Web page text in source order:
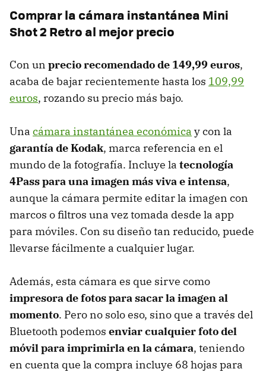
Comprar la cámara instantánea Mini
Shot 2 Retro al mejor precio
Con un precio recomendado de 149,99 euros,
acaba de bajar recientemente hasta los 109,99
euros, rozando su precio más bajo.
Una cámara instantánea económica y con la
garantía de Kodak, marca referencia en el
mundo de la fotografía. Incluye la tecnología
4Pass para una imagen más viva e intensa,
aunque la cámara permite editar la imagen con
marcos o filtros una vez tomada desde la app
para móviles. Con su diseño tan reducido, puede
llevarse fácilmente a cualquier lugar.
Además, esta cámara es que sirve como
impresora de fotos para sacar la imagen al
momento. Pero no solo eso, sino que a través del
Bluetooth podemos enviar cualquier foto del
móvil para imprimirla en la cámara, teniendo
en cuenta que la compra incluye 68 hojas para